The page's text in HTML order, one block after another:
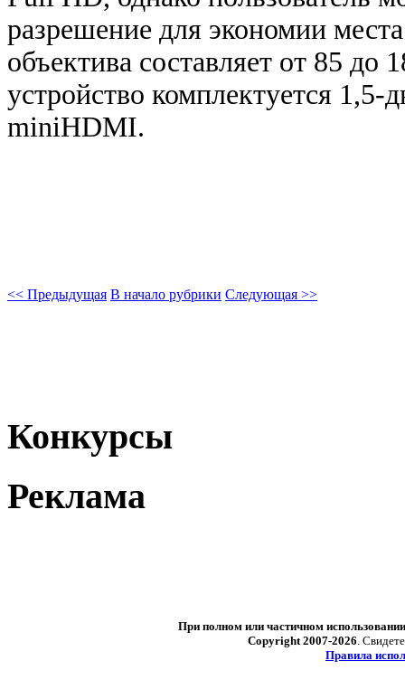
разрешение для экономии
объектива составляет от 85 до
устройство комплектуется
miniHDMI.
<< Предыдущая В начало рубрики Следующая >>
Конкурсы
Реклама
При полном или частичном
Copyright 2007-2026 .
Правила